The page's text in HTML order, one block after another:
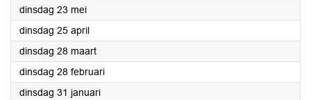
dinsdag 23 mei2023
dinsdag 25 april2023
dinsdag 28 maart2023
dinsdag 28 februari2023
dinsdag 31 januari2023